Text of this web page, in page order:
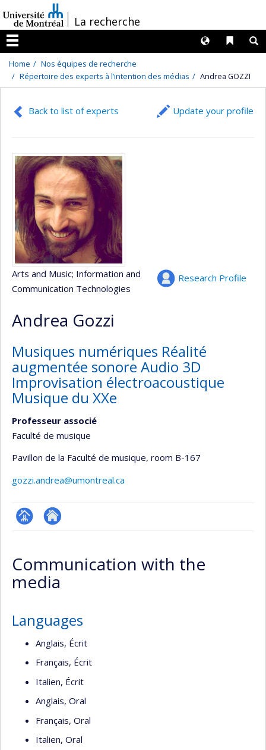
au
contenu
/La recherche
Menu
Liens
Langues
Home
Nos équipes de recherche
Répertoire des experts à l’intention des médias
Andrea GOZZI
Back to list of experts Update your profile
Research Profile
Arts and Music; Information and
Communication Technologies
Andrea Gozzi
Musiques numériques Réalité
augmentée sonore Audio 3D
Improvisation électroacoustique
Musique du XXe
Professeur associé
Faculté de musique
Pavillon de la Faculté de musique, room B-167
gozzi.andrea@umontreal.ca
Page
(faculté,département,école)
Site
de
l’unité
de
Communication with the
media
Languages
Anglais, Écrit
Français, Écrit
Italien, Écrit
Anglais, Oral
Français, Oral
Italien, Oral